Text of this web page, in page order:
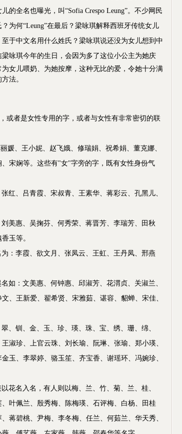
的全名也曝光，叫“Sofia Crespo Leung”。不少网民
为何“Leung”在最后？梁咏琪解释西班牙传统女儿
于中文名用什么姓氏？梁咏琪说还没为女儿想到中
梁咏琪今年的生日，会因为多了这位小公主为她庆
女儿喂奶、为她按摩，这种无比的爱，令她十分满
方法。
者是女性专用的字，或者与女性有非常密切的联
媛、王小妮、赵飞娥、修瑞娟、祝希娟、董克娜、
宋娴等。这些有"女"字旁的字，既有女性身份气
红、吕青霞、宋叔青、王素华、蒋彩云、孔黑儿、
美惠、吴掬芬、何秀荣、蒋晋芳、李瑞芳、田秋
玉等。
：李霞、欲文月、张凤云、王虹、王丹凤、邢燕
如：文美惠、何钟惠、邱淑芳、花渭贞、关淑兰、
、王新爱、翟希贤、宋雅茹、谌容、貂蝉、宋佳、
、钏、金、玉、珍、瑛、珠、宝、绣、珊、绵、
淑珍、上官云珠、刘长瑜、阮琳、张瑜、郑小瑛、
玉、李翠婷、骆玉笙、齐宝香、谢瑶环、冯婉珍、
花名入名，有人则以梅、兰、竹、菊、兰、桂、
叶佩兰、殷秀梅、陈梅瑛、石评梅、白杨、田桂
蒋碧桃、尹梅、李冬梅、任兰、何茹兰、华天秀、